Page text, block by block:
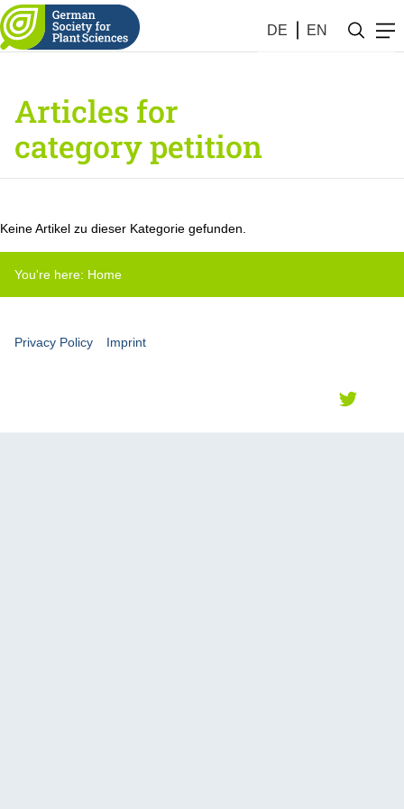
DE EN
Articles for
category petition
Keine Artikel zu dieser Kategorie gefunden.
You're here: Home
Privacy Policy Imprint